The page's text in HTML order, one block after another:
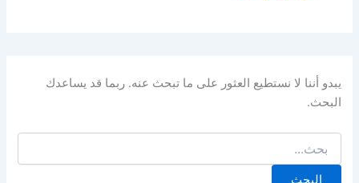
يبدو أننا لا نستطيع العثور على ما تبحث عنه. ربما قد يساعدك
البحث.
عن: